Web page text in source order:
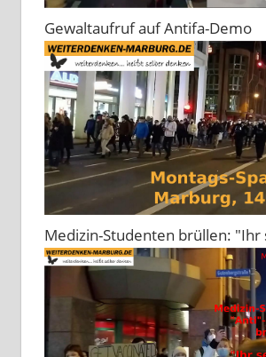
Gewaltaufruf auf Antifa-Demo
Medizin-Studenten brüllen: "Ihr